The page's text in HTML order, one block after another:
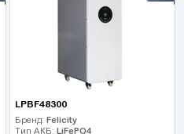
LPBF48300
Бренд: Felicity
Тип АКБ: LiFePO4